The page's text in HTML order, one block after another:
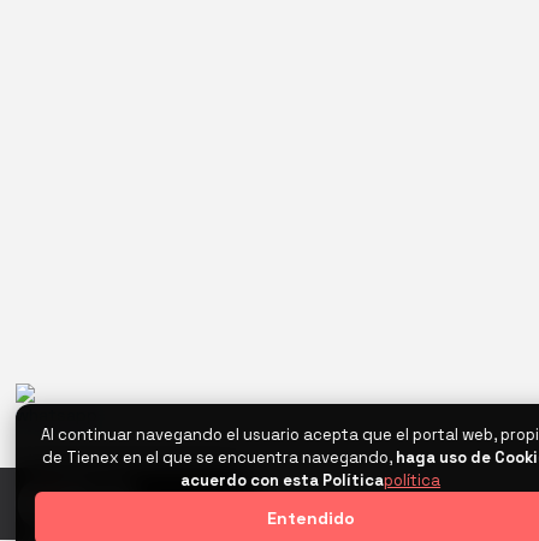
Al continuar navegando el usuario acepta que el portal web,
de Tienex en el que se encuentra navegando, haga uso de
acuerdo con esta Políticapolítica
Entendido